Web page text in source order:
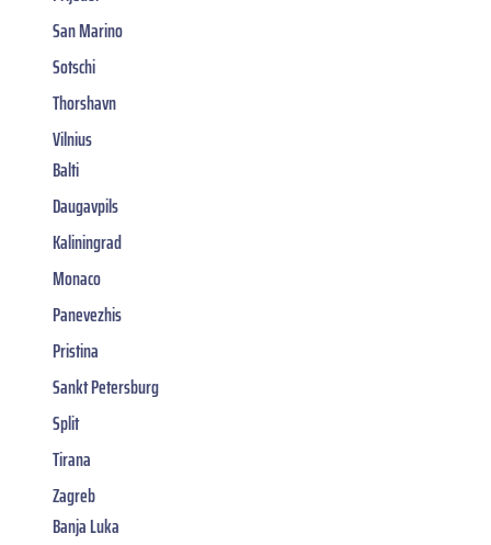
San Marino
Sotschi
Thorshavn
Vilnius
Balti
Daugavpils
Kaliningrad
Monaco
Panevezhis
Pristina
Sankt Petersburg
Split
Tirana
Zagreb
Banja Luka